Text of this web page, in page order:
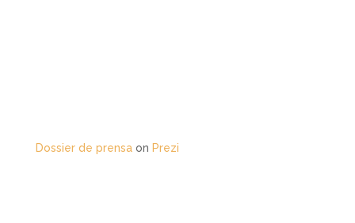
Dossier de prensaon Prezi